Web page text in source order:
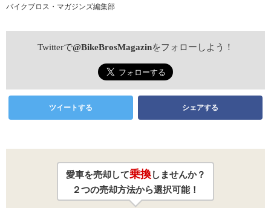
バイクブロス・マガジンズ編集部
Twitterで@BikeBrosMagazinをフォローしよう！
ツイートする シェアする
愛車を売却して乗換しませんか？
２つの売却方法から選択可能！